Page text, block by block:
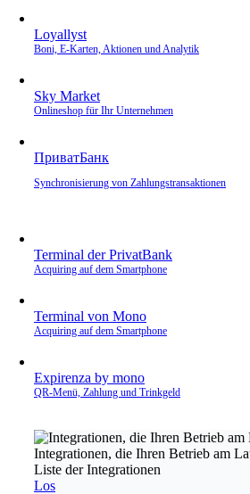
Loyallyst
Boni, E‑Karten, Aktionen und Analytik
Sky Market
Onlineshop für Ihr Unternehmen
ПриватБанк
Synchronisierung von Zahlungstransaktionen
Terminal der PrivatBank
Acquiring auf dem Smartphone
Terminal von Mono
Acquiring auf dem Smartphone
Expirenza by mono
QR‑Menü, Zahlung und Trinkgeld
Integrationen, die Ihren Betrieb am
Liste der Integrationen
Los